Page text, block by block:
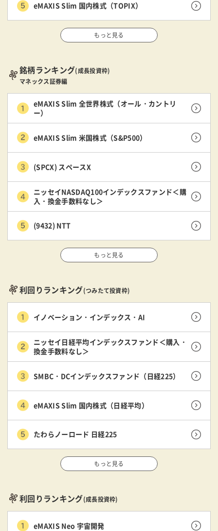
eMAXIS Slim 国内株式（TOPIX）
もっと見る
銘柄ランキング(成長投資枠)
マネックス証券編
eMAXIS Slim 全世界株式（オール・カントリ
ー）
eMAXIS Slim 米国株式（S&P500）
(SPCX) スペースX
ニッセイNASDAQ100インデックスファンド＜購
入・換金手数料なし＞
(9432) NTT
もっと見る
利回りランキング(つみたて投資枠)
イノベーション・インデックス・AI
ニッセイ日経平均インデックスファンド＜購入・
換金手数料なし＞
SMBC・DCインデックスファンド（日経225）
eMAXIS Slim 国内株式（日経平均）
たわらノーロード 日経225
もっと見る
利回りランキング(成長投資枠)
eMAXIS Neo 宇宙開発